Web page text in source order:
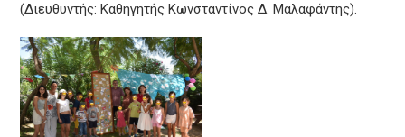
(Διευθυντής: Καθηγητής Κωνσταντίνος Δ. Μαλαφάντης).